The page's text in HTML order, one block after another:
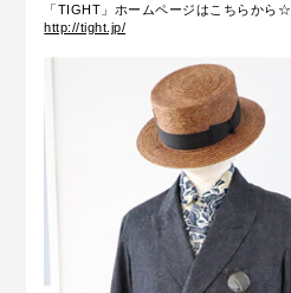
「TIGHT」ホームページはこちらから☆
http://tight.jp/